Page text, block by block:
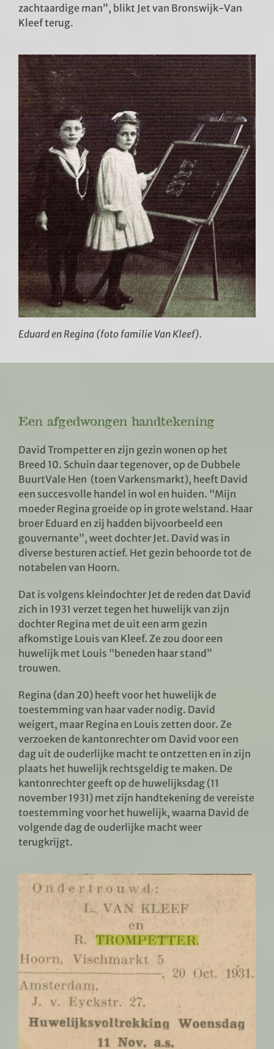
zachtaardige man”, blikt Jet van Bronswijk-Van
Kleef terug.
Eduard en Regina (foto familie Van Kleef).
Een afgedwongen handtekening
David Trompetter en zijn gezin wonen op het
Breed 10. Schuin daar tegenover, op de Dubbele
BuurtVale Hen (toen Varkensmarkt), heeft David
een succesvolle handel in wol en huiden. “Mijn
moeder Regina groeide op in grote welstand. Haar
broer Eduard en zij hadden bijvoorbeeld een
gouvernante”, weet dochter Jet. David was in
diverse besturen actief. Het gezin behoorde tot de
notabelen van Hoorn.
Dat is volgens kleindochter Jet de reden dat David
zich in 1931 verzet tegen het huwelijk van zijn
dochter Regina met de uit een arm gezin
afkomstige Louis van Kleef. Ze zou door een
huwelijk met Louis “beneden haar stand”
trouwen.
Regina (dan 20) heeft voor het huwelijk de
toestemming van haar vader nodig. David
weigert, maar Regina en Louis zetten door. Ze
verzoeken de kantonrechter om David voor een
dag uit de ouderlijke macht te ontzetten en in zijn
plaats het huwelijk rechtsgeldig te maken. De
kantonrechter geeft op de huwelijksdag (11
november 1931) met zijn handtekening de vereiste
toestemming voor het huwelijk, waarna David de
volgende dag de ouderlijke macht weer
terugkrijgt.